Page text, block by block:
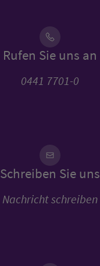
Rufen Sie uns an
0441 7701-0
Schreiben Sie uns
Nachricht schreiben